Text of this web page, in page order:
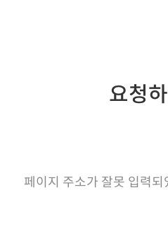
요청
페이지 주소가 잘못 입력